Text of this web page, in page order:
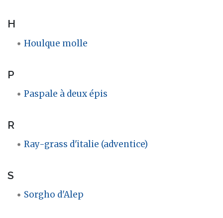
H
Houlque molle
P
Paspale à deux épis
R
Ray-grass d'italie (adventice)
S
Sorgho d'Alep